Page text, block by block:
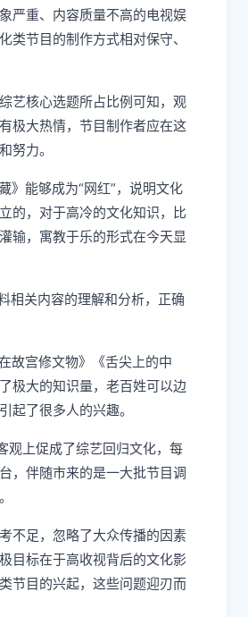
严重、内容质量不高的电视娱
类节目的制作方式相对保守、
艺核心选题所占比例可知，观
极大热情，节目制作者应在这
努力。
》能够成为“网红”，说明文化
的，对于高冷的文化知识，比
输，寓教于乐的形式在今天显
相关内容的理解和分析，正确
故宫修文物》《舌尖上的中
极大的知识量，老百姓可以边
起了很多人的兴趣。
观上促成了综艺回归文化，每
，伴随市来的是一大批节目调
不足，忽略了大众传播的因素
目标在于高收视背后的文化影
节目的兴起，这些问题迎刃而